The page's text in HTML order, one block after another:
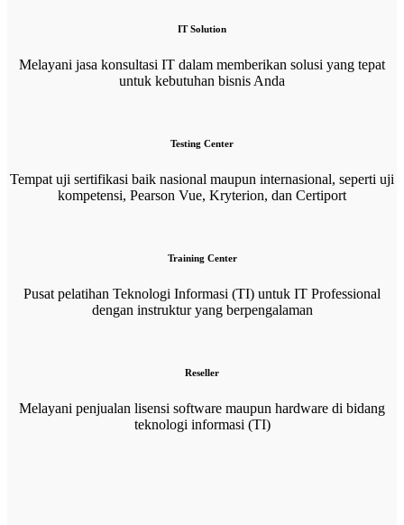
IT Solution
Melayani jasa konsultasi IT dalam memberikan solusi yang tepat
untuk kebutuhan bisnis Anda
Testing Center
Tempat uji sertifikasi baik nasional maupun internasional, seperti uji
kompetensi, Pearson Vue, Kryterion, dan Certiport
Training Center
Pusat pelatihan Teknologi Informasi (TI) untuk IT Professional
dengan instruktur yang berpengalaman
Reseller
Melayani penjualan lisensi software maupun hardware di bidang
teknologi informasi (TI)